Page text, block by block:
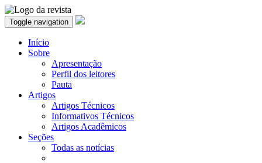
Toggle navigation
Início
Sobre
Apresentação
Perfil dos leitores
Pauta
Artigos
Artigos Técnicos
Informativos Técnicos
Artigos Acadêmicos
Seções
Todas as notícias